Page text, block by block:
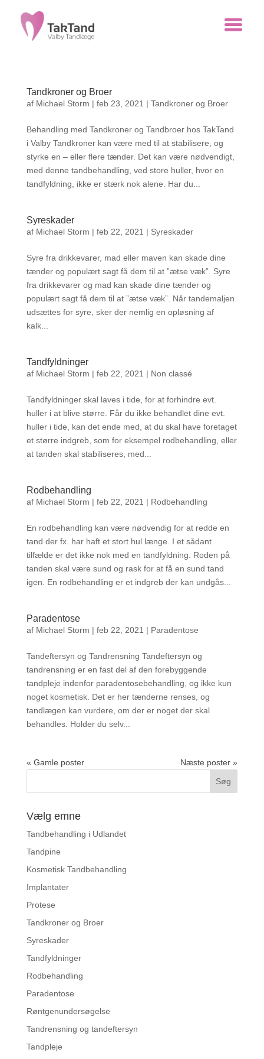
Tandkroner og Broer
af Michael Storm | feb 23, 2021 | Tandkroner og Broer
Behandling med Tandkroner og Tandbroer hos TakTand
i Valby Tandkroner kan være med til at stabilisere, og
styrke en – eller flere tænder. Det kan være nødvendigt,
med denne tandbehandling, ved store huller, hvor en
tandfyldning, ikke er stærk nok alene. Har du...
Syreskader
af Michael Storm | feb 22, 2021 | Syreskader
Syre fra drikkevarer, mad eller maven kan skade dine
tænder og populært sagt få dem til at ”ætse væk”. Syre
fra drikkevarer og mad kan skade dine tænder og
populært sagt få dem til at ”ætse væk”. Når tandemaljen
udsættes for syre, sker der nemlig en opløsning af
kalk...
Tandfyldninger
af Michael Storm | feb 22, 2021 | Non classé
Tandfyldninger skal laves i tide, for at forhindre evt.
huller i at blive større. Får du ikke behandlet dine evt.
huller i tide, kan det ende med, at du skal have foretaget
et større indgreb, som for eksempel rodbehandling, eller
at tanden skal stabiliseres, med...
Rodbehandling
af Michael Storm | feb 22, 2021 | Rodbehandling
En rodbehandling kan være nødvendig for at redde en
tand der fx. har haft et stort hul længe. I et sådant
tilfælde er det ikke nok med en tandfyldning. Roden på
tanden skal være sund og rask for at få en sund tand
igen. En rodbehandling er et indgreb der kan undgås...
Paradentose
af Michael Storm | feb 22, 2021 | Paradentose
Tandeftersyn og Tandrensning Tandeftersyn og
tandrensning er en fast del af den forebyggende
tandpleje indenfor paradentosebehandling, og ikke kun
noget kosmetisk. Det er her tænderne renses, og
tandlægen kan vurdere, om der er noget der skal
behandles. Holder du selv...
« Gamle poster Næste poster »
Vælg emne
Tandbehandling i Udlandet
Tandpine
Kosmetisk Tandbehandling
Implantater
Protese
Tandkroner og Broer
Syreskader
Tandfyldninger
Rodbehandling
Paradentose
Røntgenundersøgelse
Tandrensning og tandeftersyn
Tandpleje